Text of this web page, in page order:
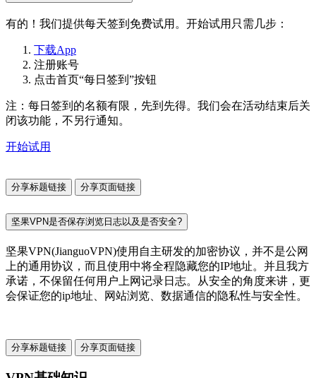
有的！我们提供每天签到免费试用。开始试用只需几步：
下载App
注册账号
点击首页“每日签到”按钮
注：每日签到的名额有限，先到先得。我们会在活动结束后关
闭该功能，不另行通知。
开始试用
分享标题链接 分享页面链接
坚果VPN是否保存浏览日志以及是否安全?
坚果VPN(JianguoVPN)使用自主研发的加密协议，并不是公网
上的通用协议，而且使用中将全程隐藏您的IP地址。并且我方
承诺，不保留任何用户上网记录日志。从安全的角度来讲，更
会保证您的ip地址、网站浏览、数据通信的隐私性与安全性。
分享标题链接 分享页面链接